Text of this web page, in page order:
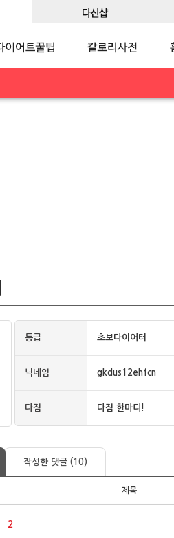
등급 초보다이어터
닉네임 gkdus12ehfcn
다짐 다짐 한마디!
작성한 댓글 (10)
제목
2